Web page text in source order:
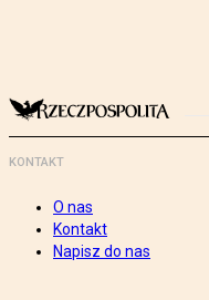
KONTAKT
O nas
Kontakt
Napisz do nas